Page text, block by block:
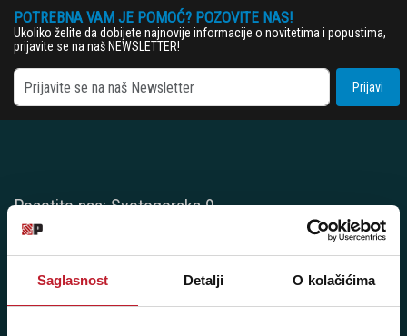
Saglasnost Detalji O kolačićima
POTREBNA VAM JE POMOĆ? POZOVITE NAS!
Ukoliko želite da dobijete najnovije informacije o novitetima i popustima,
prijavite se na naš NEWSLETTER!
Prijavi
Posetite nas: Svetogorska 9,
11103 Beograd, Srbija
Pišite nam: info@player.rs
Pozovite nas: +381 11 33-47-615